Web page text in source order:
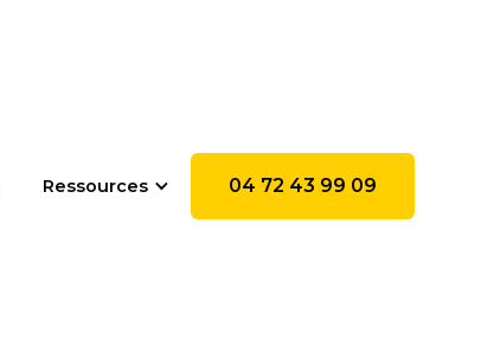
Ressources 04 72 43 99 09